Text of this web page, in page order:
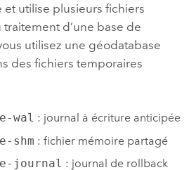
et utilise plusieurs fichiers
d’une base de
utilisez une géodatabase
des fichiers temporaires
wal : journal à écriture anticipée
shm : fichier mémoire partagé
journal : journal de rollback